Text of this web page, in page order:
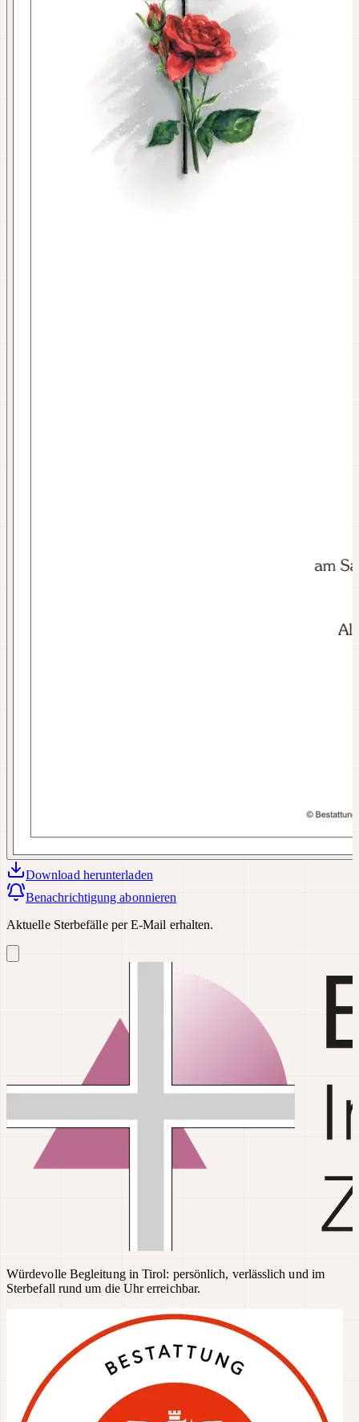
Download herunterladen
Benachrichtigung abonnieren
Aktuelle Sterbefälle per E-Mail erhalten.
Würdevolle Begleitung in Tirol: persönlich, verlässlich und im
Sterbefall rund um die Uhr erreichbar.